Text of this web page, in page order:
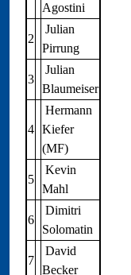
Agostini
2
Julian
Pirrung
3
Julian
Blaumeiser
4
Hermann
Kiefer
(MF)
5
Kevin
Mahl
6
Dimitri
Solomatin
7
David
Becker